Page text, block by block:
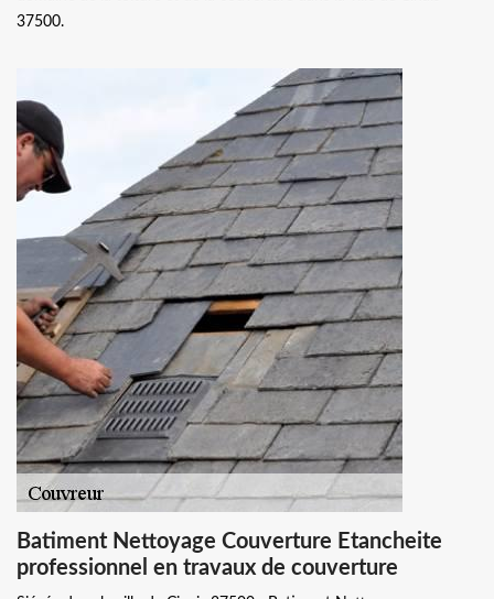
37500.
Batiment Nettoyage Couverture Etancheite
professionnel en travaux de couverture